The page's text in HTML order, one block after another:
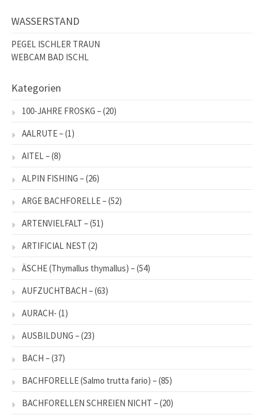
WASSERSTAND
PEGEL ISCHLER TRAUN
WEBCAM BAD ISCHL
Kategorien
100-JAHRE FROSKG –(20)
AALRUTE –(1)
AITEL –(8)
ALPIN FISHING –(26)
ARGE BACHFORELLE –(52)
ARTENVIELFALT –(51)
ARTIFICIAL NEST (2)
ÄSCHE (Thymallus thymallus) –(54)
AUFZUCHTBACH –(63)
AURACH- (1)
AUSBILDUNG –(23)
BACH –(37)
BACHFORELLE (Salmo trutta fario) –(85)
BACHFORELLEN SCHREIEN NICHT –(20)